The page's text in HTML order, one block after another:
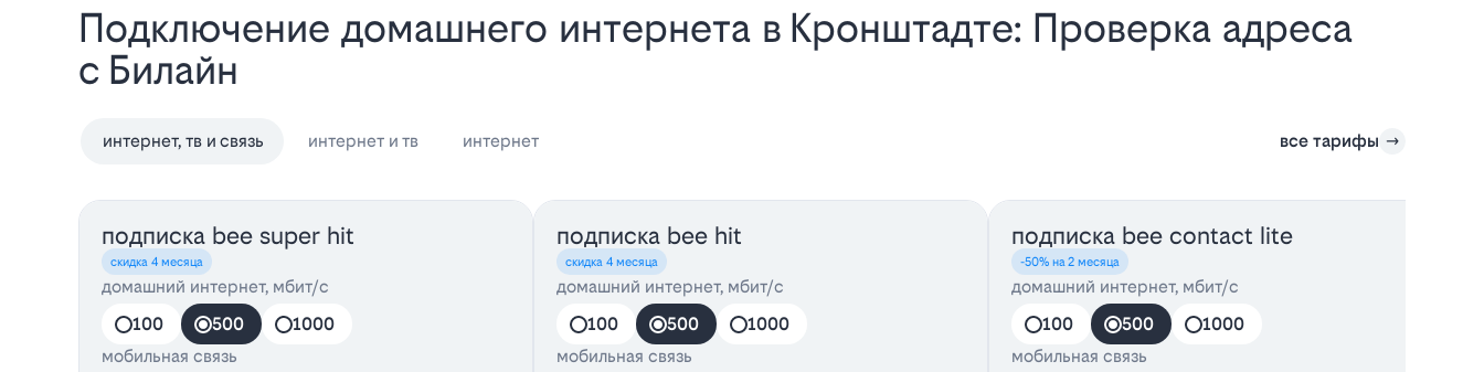
Подключение домашнего интернета в Кронштадте: Проверка адреса
с Билайн
интернет, тв и связь интернет и тв интернет все тарифы
подписка bee super hit
скидка 4 месяца
домашний интернет, мбит/с
100
500
1000
мобильная связь
подписка bee hit
скидка 4 месяца
домашний интернет, мбит/с
100
500
1000
мобильная связь
подписка bee contact lite
-50% на 2 месяца
домашний интернет, мбит/с
100
500
1000
мобильная связь